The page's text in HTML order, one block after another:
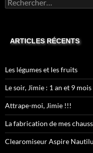
ARTICLES RÉCENTS
Les légumes et les fruits
Le soir, Jimie : 1 an et 9
Attrape-moi, Jimie !!!
La fabrication de mes
Clearomiseur Aspire